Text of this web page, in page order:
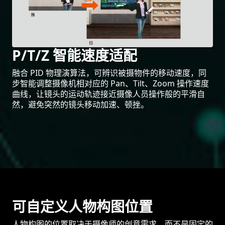
P/T/Z 智能速度适配
融合 PID 物理演算法，可辨识被摄物件的移动速度，同
步智能调整摄像机相对应的 Pan、Tilt、Zoom 操作速度
曲线，让镜头的运动轨迹接近摄像人员操作般的平滑自
然，避免突然的镜头移动加速、顿挫。
可自定义人物构图位置